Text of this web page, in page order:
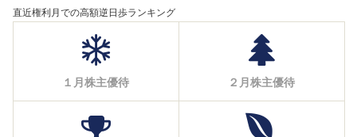
直近権利月での高額逆日歩ランキング
１月株主優待 ２月株主優待